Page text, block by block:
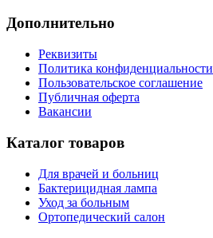
Дополнительно
Реквизиты
Политика конфиденциальности
Пользовательское соглашение
Публичная оферта
Вакансии
Каталог товаров
Для врачей и больниц
Бактерицидная лампа
Уход за больным
Ортопедический салон